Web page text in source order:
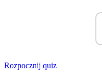
Rozpocznij quiz